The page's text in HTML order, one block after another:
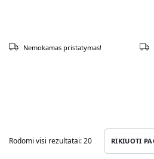
Nemokamas pristatymas!
Rodomi visi rezultatai: 20